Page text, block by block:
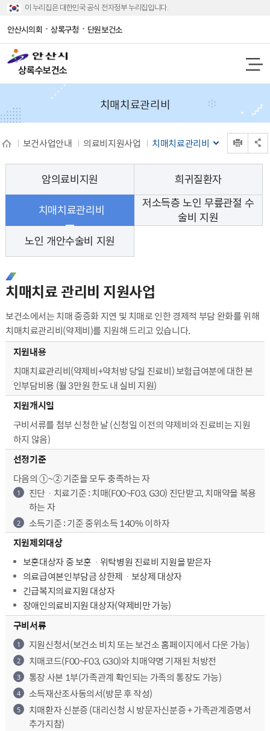
이 누리집은 대한민국 공식 전자정부 누리집입니다.
안산시의회 상록구청 단원보건소
상록수보건소
치매치료관리비
보건사업안내 의료비지원사업 치매치료관리비
암의료비지원 희귀질환자
치매치료관리비
저소득층 노인 무릎관절 수
술비 지원
노인 개안수술비 지원
치매치료 관리비 지원사업
보건소에서는 치매 중증화 지연 및 치매로 인한 경제적 부담 완화를 위해
치매치료관리비(약제비)를 지원해 드리고 있습니다.
지원내용
치매치료관리비(약제비+약처방 당일 진료비) 보험급여분에 대한 본
인부담비용 (월 3만원 한도 내 실비 지원)
지원개시일
구비서류를 첨부 신청한 날 (신청일 이전의 약제비와 진료비는 지원
하지 않음)
선정기준
다음의 ①~② 기준을 모두 충족하는 자
1
진단ㆍ치료기준 : 치매(F00~F03, G30) 진단받고, 치매약을 복용
하는 자
2
소득기준 : 기준 중위소득 140% 이하자
지원제외대상
보훈대상자 중 보훈ㆍ위탁병원 진료비 지원을 받은자
의료급여본인부담금 상한제ㆍ보상제 대상자
긴급복지의료지원 대상자
장애인의료비지원 대상자(약제비만 가능)
구비서류
1 지원신청서(보건소 비치 또는 보건소 홈페이지에서 다운 가능)
2 치매코드(F00~F03, G30)와 치매약명 기재된 처방전
3 통장 사본 1부(가족관계 확인되는 가족의 통장도 가능)
4 소득재산조사동의서(방문 후 작성)
5
치매환자 신분증 (대리신청 시 방문자신분증 + 가족관계증명서
추가지참)